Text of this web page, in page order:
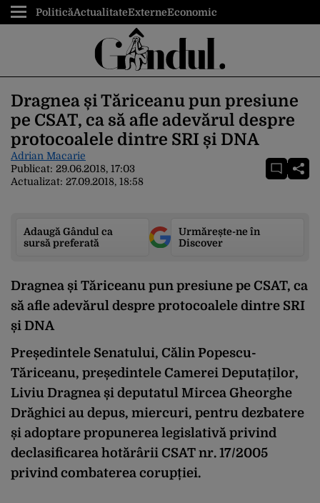
PoliticăActualitateExterneEconomic
Dragnea și Tăriceanu pun presiune
pe CSAT, ca să afle adevărul despre
protocoalele dintre SRI și DNA
Adrian Macarie
Publicat: 29.06.2018, 17:03
Actualizat: 27.09.2018, 18:58
Adaugă Gândul ca
sursă preferată
Urmărește-ne în
Discover
Dragnea și Tăriceanu pun presiune pe CSAT, ca
să afle adevărul despre protocoalele dintre SRI
și DNA
Președintele Senatului, Călin Popescu-
Tăriceanu, președintele Camerei Deputaților,
Liviu Dragnea și deputatul Mircea Gheorghe
Drăghici au depus, miercuri, pentru dezbatere
și adoptare propunerea legislativă privind
declasificarea hotărârii CSAT nr. 17/2005
privind combaterea corupției.